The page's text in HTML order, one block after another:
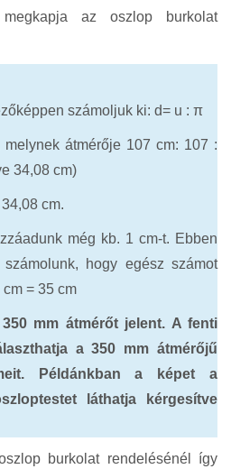
az oszlop burkolat
számoljuk ki: d= u : π
átmérője 107 cm: 107 :
34,08 cm)
cm.
még kb. 1 cm-t. Ebben
hogy egész számot
= 35 cm
mm átmérőt jelent. A fenti
a 350 mm átmérőjű
Példánkban a képet a
láthatja kérgesítve
burkolat rendelésénél így